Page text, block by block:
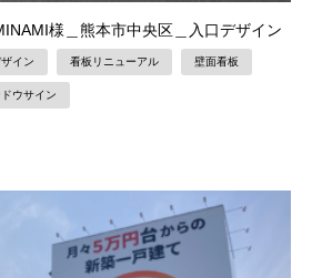
様＿熊本市中央区＿入口デザイン
イン 看板リニューアル 壁面看板
ウサイン